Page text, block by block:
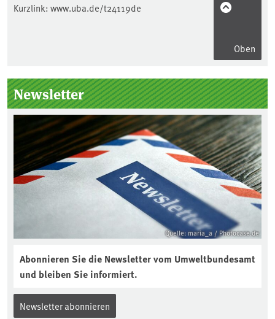
Kurzlink: www.uba.de/t24119de
Oben
Seitenleiste
Newsletter
Quelle: maria_a / Photocase.de
Abonnieren Sie die Newsletter vom Umweltbundesamt
und bleiben Sie informiert.
Newsletter abonnieren